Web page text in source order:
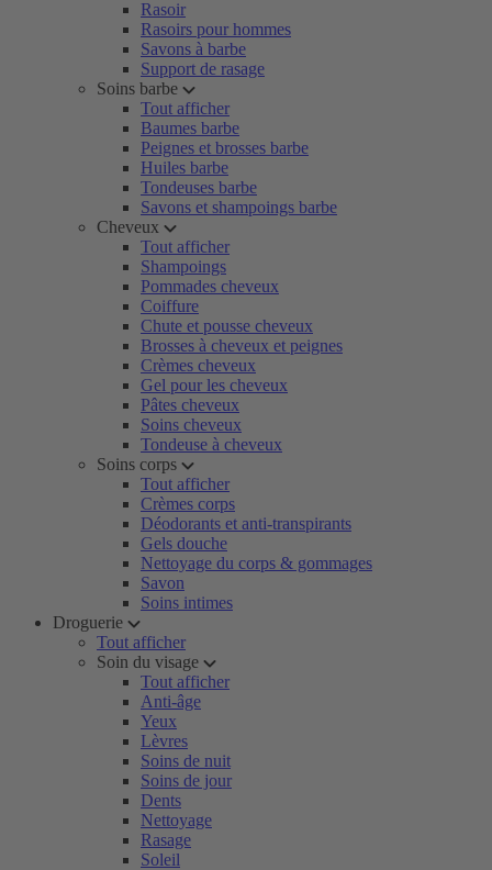
Rasoir
Rasoirs pour hommes
Savons à barbe
Support de rasage
Soins barbe
Tout afficher
Baumes barbe
Peignes et brosses barbe
Huiles barbe
Tondeuses barbe
Savons et shampoings barbe
Cheveux
Tout afficher
Shampoings
Pommades cheveux
Coiffure
Chute et pousse cheveux
Brosses à cheveux et peignes
Crèmes cheveux
Gel pour les cheveux
Pâtes cheveux
Soins cheveux
Tondeuse à cheveux
Soins corps
Tout afficher
Crèmes corps
Déodorants et anti-transpirants
Gels douche
Nettoyage du corps & gommages
Savon
Soins intimes
Droguerie
Tout afficher
Soin du visage
Tout afficher
Anti-âge
Yeux
Lèvres
Soins de nuit
Soins de jour
Dents
Nettoyage
Rasage
Soleil